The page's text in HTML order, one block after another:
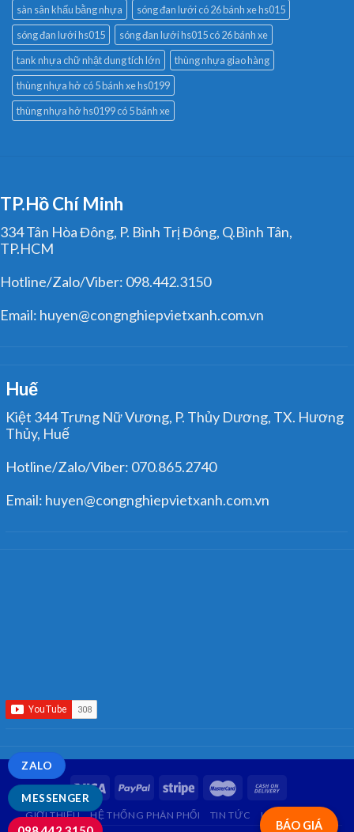
sàn sân khấu bằng nhựa
sóng đan lưới có 26 bánh xe hs015
sóng đan lưới hs015
sóng đan lưới hs015 có 26 bánh xe
tank nhựa chữ nhật dung tích lớn
thùng nhựa giao hàng
thùng nhựa hở có 5 bánh xe hs0199
thùng nhựa hở hs0199 có 5 bánh xe
TP.Hồ Chí Minh
334 Tân Hòa Đông, P. Bình Trị Đông, Q.Bình Tân,
TP.HCM
Hotline/Zalo/Viber: 098.442.3150
Email: huyen@congnghiepvietxanh.com.vn
Huế
Kiệt 344 Trưng Nữ Vương, P. Thủy Dương, TX. Hương
Thủy, Huế
Hotline/Zalo/Viber: 070.865.2740
Email: huyen@congnghiepvietxanh.com.vn
BÁO GIÁ
GIỚI THIỆU HỆ THỐNG PHÂN PHỐI TIN TỨC LIÊN HỆ
MESSENGER
ZALO